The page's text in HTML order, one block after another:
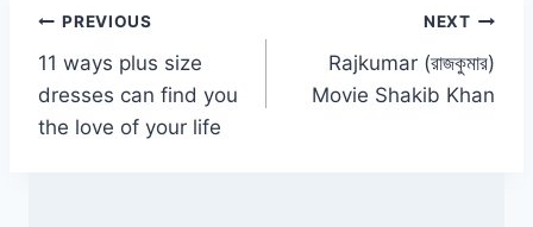
o
k
Post
navigation
PREVIOUS
11 ways plus size
dresses can find you
the love of your life
NEXT
Rajkumar (রাজকুমার)
Movie Shakib Khan